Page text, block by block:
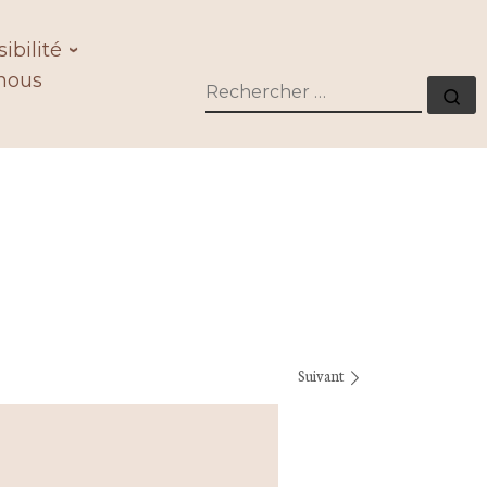
RECHERCHER
Suivant